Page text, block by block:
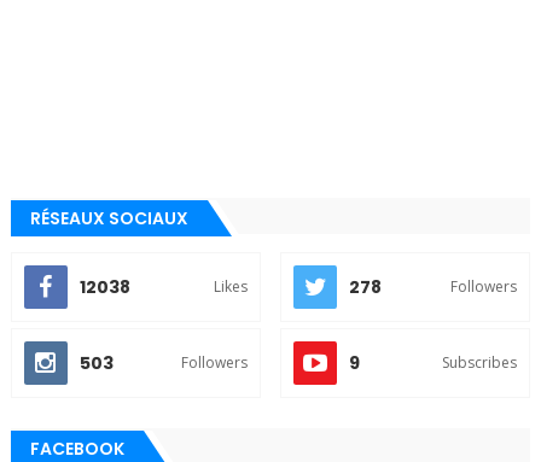
RÉSEAUX SOCIAUX
12038 Likes 278 Followers
503 Followers 9 Subscribes
FACEBOOK